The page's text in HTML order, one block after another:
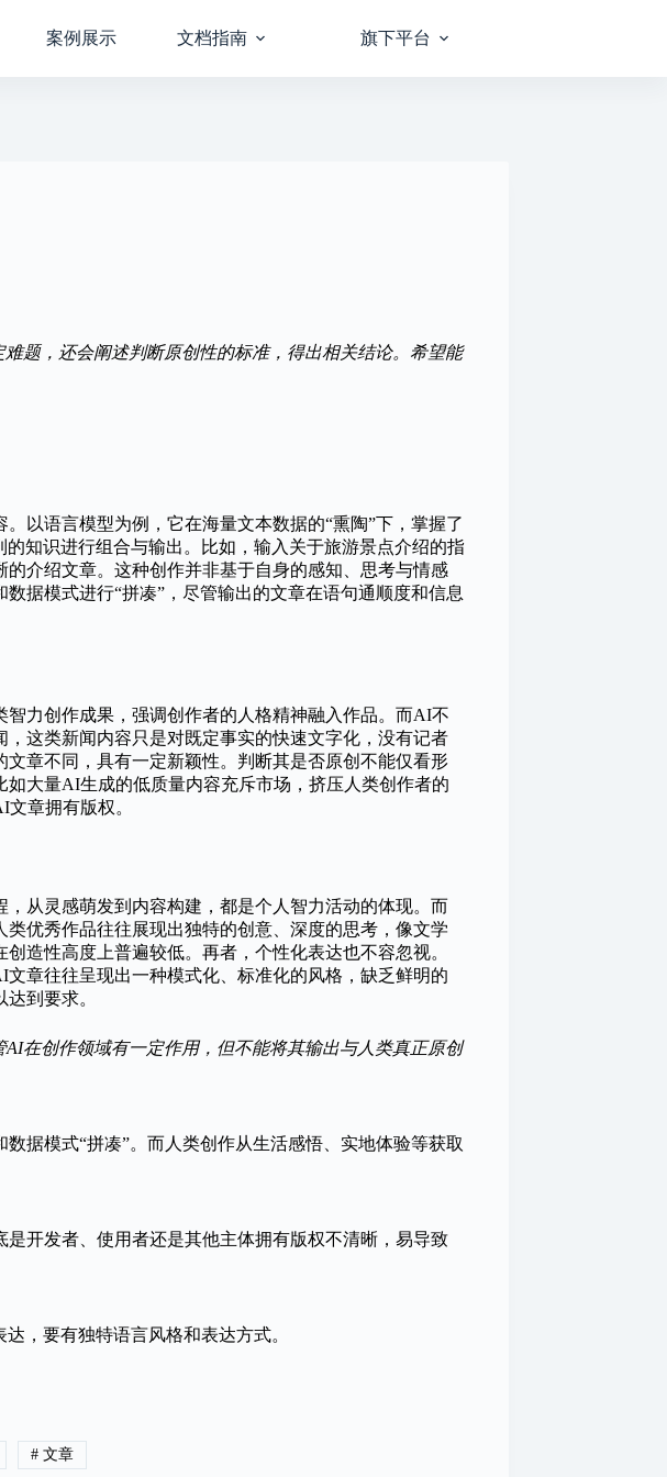
案例展示 文档指南 旗下平台
题，还会阐述判断原创性的标准，得出相关结论。希望能
以语言模型为例，它在海量文本数据的“熏陶”下，掌握了
知识进行组合与输出。比如，输入关于旅游景点介绍的指
介绍文章。这种创作并非基于自身的感知、思考与情感
据模式进行“拼凑”，尽管输出的文章在语句通顺度和信息
力创作成果，强调创作者的人格精神融入作品。而AI不
这类新闻内容只是对既定事实的快速文字化，没有记者
章不同，具有一定新颖性。判断其是否原创不能仅看形
大量AI生成的低质量内容充斥市场，挤压人类创作者的
章拥有版权。
从灵感萌发到内容构建，都是个人智力活动的体现。而
优秀作品往往展现出独特的创意、深度的思考，像文学
造性高度上普遍较低。再者，个性化表达也不容忽视。
章往往呈现出一种模式化、标准化的风格，缺乏鲜明的
到要求。
在创作领域有一定作用，但不能将其输出与人类真正原创
据模式“拼凑”。而人类创作从生活感悟、实地体验等获取
开发者、使用者还是其他主体拥有版权不清晰，易导致
，要有独特语言风格和表达方式。
# 文章